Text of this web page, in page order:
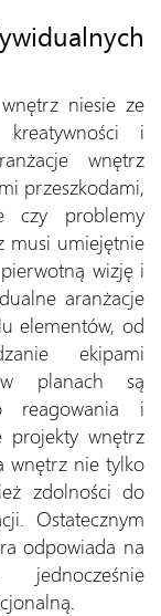
niesie ze
i
wnętrz
przeszkodami,
czy problemy
musi umiejętnie
wizję i
aranżacje
elementów, od
ekipami
planach są
reagowania i
projekty wnętrz
wnętrz nie tylko
zdolności do
Ostatecznym
odpowiada na